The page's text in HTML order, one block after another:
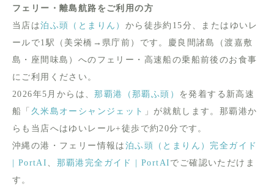
フェリー・離島航路をご利用の方
当店は泊ふ頭（とまりん） から徒歩約15分、またはゆいレ
ールで1駅（美栄橋→県庁前）です。慶良間諸島（渡嘉敷
島・座間味島）へのフェリー・高速船の乗船前後のお食事
にご利用ください。
2026年5月からは、那覇港（那覇ふ頭） を発着する新高速
船「 久米島オーシャンジェット
」が就航します。那覇港か
らも当店へはゆいレール+徒歩で約20分です。
沖縄の港・フェリー情報は 泊ふ頭（とまりん）完全ガイド
| PortAI
那覇港完全ガイド | PortAI でご確認いただけま
す。